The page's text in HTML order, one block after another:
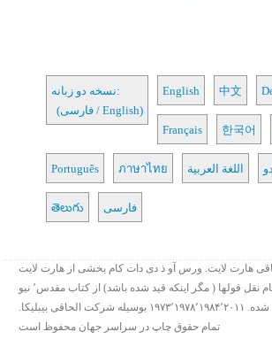
نسخه دو زبانه:
(فارسی / English)
English 中文
Français 한국어
Português ภาษาไทย اللغة العربية
తెలుగు فارسی
الحاقی هارت لایت. ورس آو ذ دی دات کام بخشی از هارت لایت
نت ورک است. تمام نقل قولها ( مگر اینکه قید شده باشد) از کتاب مقدس٬ نیو
انترناشنال ورژن برگرفته شده. ۱۹۷۳٬۱۹۷۸٬۱۹۸۴٬۲۰۱۱ بوسیله شرکت الحاقی بیبلیکا.
تمام حقوق چاپ در سراسر جهان محفوظ است